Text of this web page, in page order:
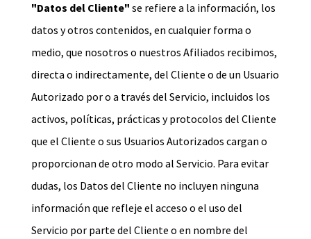
"Datos del Cliente" se refiere a la información, los
datos y otros contenidos, en cualquier forma o
medio, que nosotros o nuestros Afiliados recibimos,
directa o indirectamente, del Cliente o de un Usuario
Autorizado por o a través del Servicio, incluidos los
activos, políticas, prácticas y protocolos del Cliente
que el Cliente o sus Usuarios Autorizados cargan o
proporcionan de otro modo al Servicio. Para evitar
dudas, los Datos del Cliente no incluyen ninguna
información que refleje el acceso o el uso del
Servicio por parte del Cliente o en nombre del